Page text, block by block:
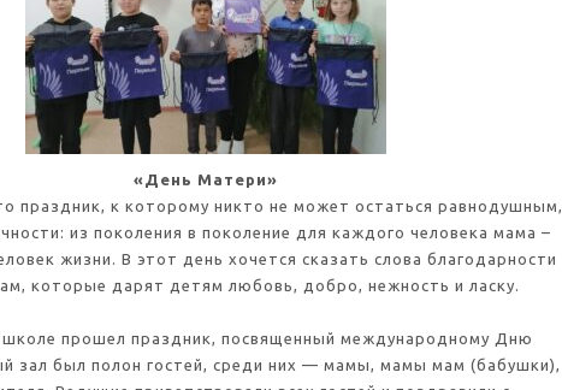
«День Матери»
праздник, к которому никто не может остаться равнодушным,
из поколения в поколение для каждого человека мама –
жизни. В этот день хочется сказать слова благодарности
которые дарят детям любовь, добро, нежность и ласку.
школе прошел праздник, посвященный международному Дню
зал был полон гостей, среди них — мамы, мамы мам (бабушки),